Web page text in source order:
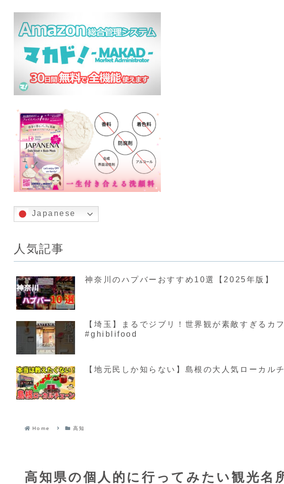
Japanese
人気記事
神奈川のハプバーおすすめ10選【2025年版】
【埼玉】まるでジブリ！世界観が素敵すぎる
#ghiblifood
【地元民しか知らない】島根の大人気ローカル
Home 高知
高知県の個人的に行ってみたい観光名